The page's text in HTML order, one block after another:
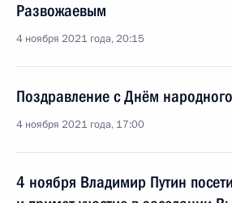
Развожаевым
4 ноября 2021 года, 20:15
Поздравление с Днём
4 ноября 2021 года, 17:00
4 ноября Владимир Путин